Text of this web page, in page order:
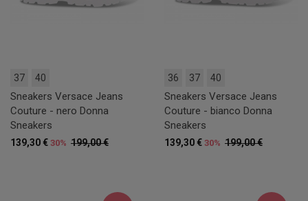
37 40
Sneakers Versace Jeans
Couture - nero Donna
Sneakers
199,00 €
139,30 € 30%
36 37 40
Sneakers Versace Jeans
Couture - bianco Donna
Sneakers
199,00 €
139,30 € 30%